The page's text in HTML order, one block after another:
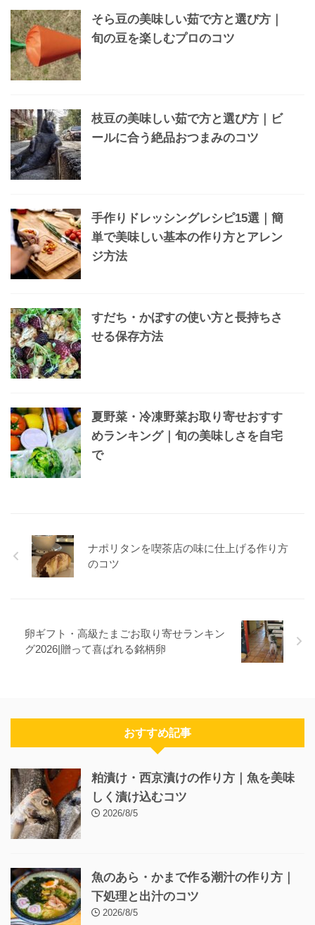
そら豆の美味しい茹で方と選び方｜
旬の豆を楽しむプロのコツ
枝豆の美味しい茹で方と選び方｜ビ
ールに合う絶品おつまみのコツ
手作りドレッシングレシピ15選｜簡
単で美味しい基本の作り方とアレン
ジ方法
すだち・かぼすの使い方と長持ちさ
せる保存方法
夏野菜・冷凍野菜お取り寄せおすす
めランキング｜旬の美味しさを自宅
で
ナポリタンを喫茶店の味に仕上げる作り方
のコツ
卵ギフト・高級たまごお取り寄せランキン
グ2026|贈って喜ばれる銘柄卵
おすすめ記事
粕漬け・西京漬けの作り方｜魚を美味
しく漬け込むコツ
2026/8/5
魚のあら・かまで作る潮汁の作り方｜
下処理と出汁のコツ
2026/8/5